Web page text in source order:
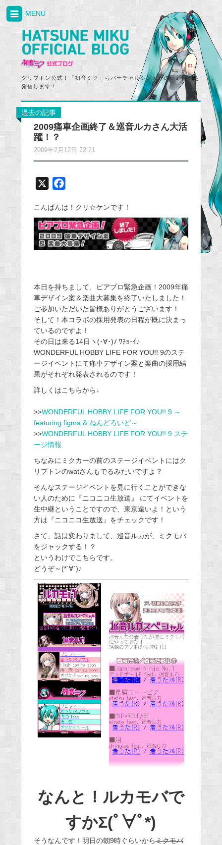
クリプトン公式！「初音ミク」らバーチャルシンガーの最新情報を
発信します！
MENU
過去の記事
2009痛車企画終了＆巡音ルカさん大活
躍！？
2009年2月12日 22:21
c
e
b
o
こんばんは！クリ☆ケンです！
本日を持ちまして、ピアプロ緊急企画！2009年痛
車デザイン案＆楽曲大募集を終了いたしました！
ご参加いただいた皆様ありがとうございます！
そして！本コラボの採用発表の日程が既に決まっ
ているのですよ！
その日は来る14日ヽ(･∀･)ﾉ ﾜﾁｮｰｲ♪
WONDERFUL HOBBY LIFE FOR YOU!! 9のステ
ージイベントにて痛車デザイン案と楽曲の採用結
果がそれぞれ発表されるのです！
詳しくはこちらから↓
>>WONDERFUL HOBBY LIFE FOR YOU!! 9 ～
featuring figma & ねんどろいど～
>>WONDERFUL HOBBY LIFE FOR YOU!! 9 ステ
ージ情報
ちなみにミクカーの前のステージイベントにはク
リプトンのwatさんもでるみたいですよ？
そんなステージイベントを見に行くことができな
い人のために『ニコニコ生放送』 にてイベントを
生中継ということですので、東京遠いよ！という
方は『ニコニコ生放送』をチェックです！
さて、話は変わりまして、巡音ルカが、ミクモバ
をジャックする！？
というわけでこちらです。
どうぞ～(*´∀`)♪
なんと！ルカモバで
すかΣ(ﾟ∀ﾟ*)
そうなんです！明日の朝9時ぐらいからミクモバ